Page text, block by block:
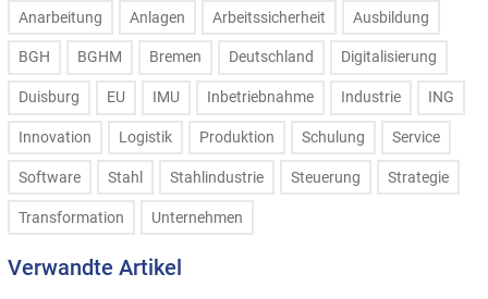
Anarbeitung Anlagen Arbeitssicherheit Ausbildung
BGH BGHM Bremen Deutschland Digitalisierung
Duisburg EU IMU Inbetriebnahme Industrie ING
Innovation Logistik Produktion Schulung Service
Software Stahl Stahlindustrie Steuerung Strategie
Transformation Unternehmen
Verwandte Artikel